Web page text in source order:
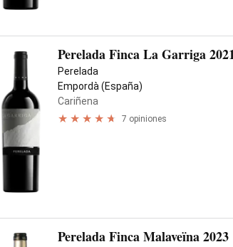
Perelada Finca La Garriga
Perelada
Empordà (España)
Cariñena
7 opiniones
Perelada Finca Malaveïna 2023